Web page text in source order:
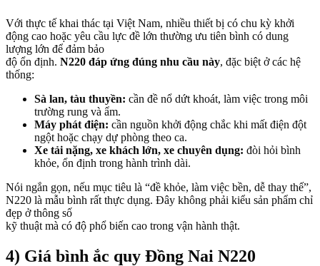
Với thực tế khai thác tại Việt Nam, nhiều thiết bị có chu kỳ khởi
động cao hoặc yêu cầu lực đề lớn thường ưu tiên bình có dung
lượng lớn để đảm bảo
độ ổn định. N220 đáp ứng đúng nhu cầu này, đặc biệt ở các hệ
thống:
Sà lan, tàu thuyền: cần đề nổ dứt khoát, làm việc trong môi
trường rung và ẩm.
Máy phát điện: cần nguồn khởi động chắc khi mất điện đột
ngột hoặc chạy dự phòng theo ca.
Xe tải nặng, xe khách lớn, xe chuyên dụng: đòi hỏi bình
khỏe, ổn định trong hành trình dài.
Nói ngắn gọn, nếu mục tiêu là “đề khỏe, làm việc bền, dễ thay thế”,
N220 là mẫu bình rất thực dụng. Đây không phải kiểu sản phẩm chỉ
đẹp ở thông số
kỹ thuật mà có độ phổ biến cao trong vận hành thật.
4) Giá bình ắc quy Đồng Nai N220